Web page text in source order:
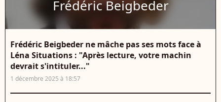
Frédéric Beigbeder
Frédéric Beigbeder ne mâche pas ses mots face à
Léna Situations : "Après lecture, votre machin
devrait s'intituler..."
1 décembre 2025 à 18:57